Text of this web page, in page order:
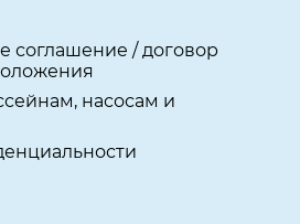
соглашение / договор
насосам и